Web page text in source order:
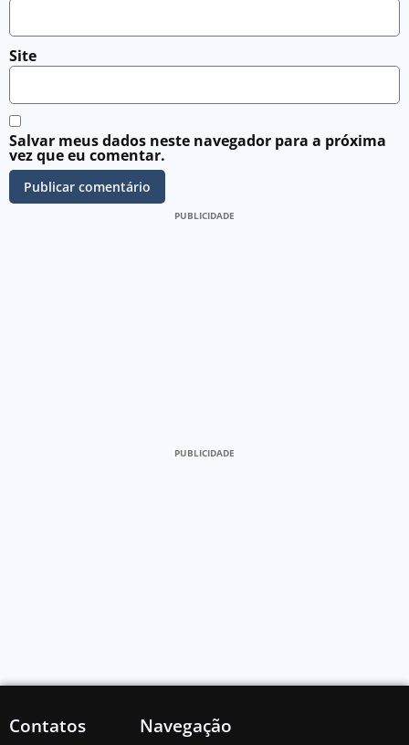
Site
Salvar meus dados neste navegador para a próxima
vez que eu comentar.
PUBLICIDADE
PUBLICIDADE
Contatos Navegação